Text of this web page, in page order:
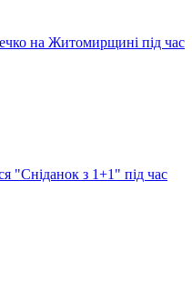
на Житомирщині під час
"Сніданок з 1+1" під час